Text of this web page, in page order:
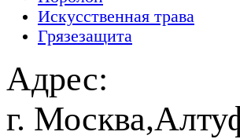
Искусственная трава
Грязезащита
Адрес:
г.